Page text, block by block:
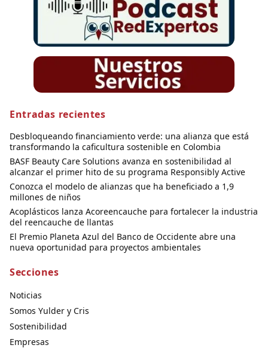
Entradas recientes
Desbloqueando financiamiento verde: una alianza que está
transformando la caficultura sostenible en Colombia
BASF Beauty Care Solutions avanza en sostenibilidad al
alcanzar el primer hito de su programa Responsibly Active
Conozca el modelo de alianzas que ha beneficiado a 1,9
millones de niños
Acoplásticos lanza Acoreencauche para fortalecer la industria
del reencauche de llantas
El Premio Planeta Azul del Banco de Occidente abre una
nueva oportunidad para proyectos ambientales
Secciones
Noticias
Somos Yulder y Cris
Sostenibilidad
Empresas